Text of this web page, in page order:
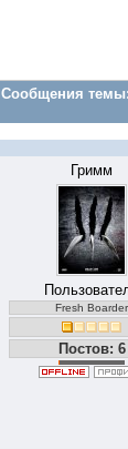
Сообщения темы:
Гримм
Fresh Boarder
Постов: 6